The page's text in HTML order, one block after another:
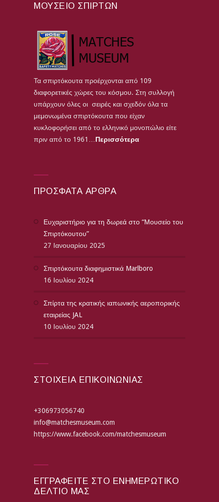
ΜΟΥΣΕΊΟ ΣΠΊΡΤΩΝ
Τα σπιρτόκουτα προέρχονται από 109
διαφορετικές χώρες του κόσμου. Στη συλλογή
υπάρχουν όλες οι σειρές και σχεδόν όλα τα
μεμονωμένα σπιρτόκουτα που είχαν
κυκλοφορήσει από το ελληνικό μονοπώλιο είτε
πριν από το 1961…Περισσότερα
ΠΡΌΣΦΑΤΑ ΆΡΘΡΑ
Ευχαριστήριο για τη δωρεά στο “Μουσείο του
Σπιρτόκουτου”
27 Ιανουαρίου 2025
Σπιρτόκουτα διαφημιστικά Marlboro
16 Ιουλίου 2024
Σπίρτα της κρατικής ιαπωνικής αεροπορικής
εταιρείας JAL
10 Ιουλίου 2024
ΣΤΟΙΧΕΙΑ ΕΠΙΚΟΙΝΩΝΙΑΣ
+306973056740
info@matchesmuseum.com
https://www.facebook.com/matchesmuseum
ΕΓΓΡΑΦΕΊΤΕ ΣΤΟ ΕΝΗΜΕΡΩΤΙΚΌ
ΔΕΛΤΊΟ ΜΑΣ